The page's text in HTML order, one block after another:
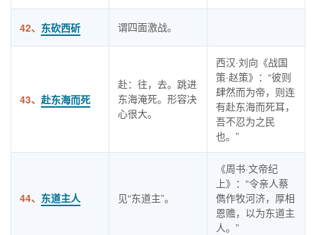
42、 东砍西斫 谓四面激战。
43、 赴东海而死
赴：往，去。跳进
东海淹死。形容决
心很大。
西汉·刘向《战国
策·赵策》：“彼则
肆然而为帝，则连
有赴东海而死耳，
吾不忍为之民
也。”
44、 东道主人 见“东道主”。
《周书·文帝纪
上》：“令亲人蔡
儁作牧河济，厚相
恩赡，以为东道主
人。”